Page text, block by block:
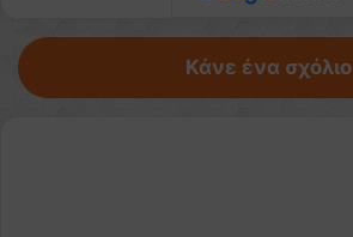
Κάνε ένα σχόλιο